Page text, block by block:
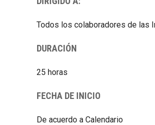
Todos los colaboradores de las
DURACIÓN
25 horas
FECHA DE INICIO
De acuerdo a Calendario